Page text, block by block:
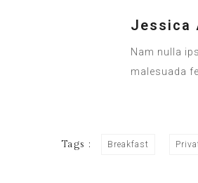
Jessica
Nam nulla
malesuada
Tags : Breakfast